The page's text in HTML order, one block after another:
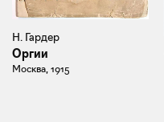
Н. Гардер
Оргии
Москва, 1915